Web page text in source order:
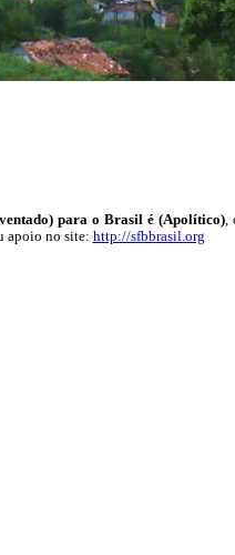
para o Brasil é (Apolítico),
apoio no site: http://sfbbrasil.org